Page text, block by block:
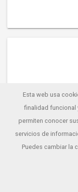
Esta web usa
finalidad funcional
permiten conocer
servicios de
Puedes cambiar la